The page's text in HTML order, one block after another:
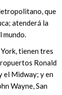
que
atenderá la
mundo.
tienen tres
Ronald
el Midway; y en
Wayne, San